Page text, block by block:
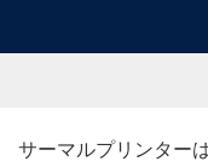
サーマルプリンター